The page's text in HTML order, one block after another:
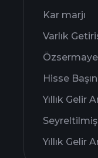
Kar marjı
Varlık
Hisse
Yıllık Gelir
Yıllık Gelir